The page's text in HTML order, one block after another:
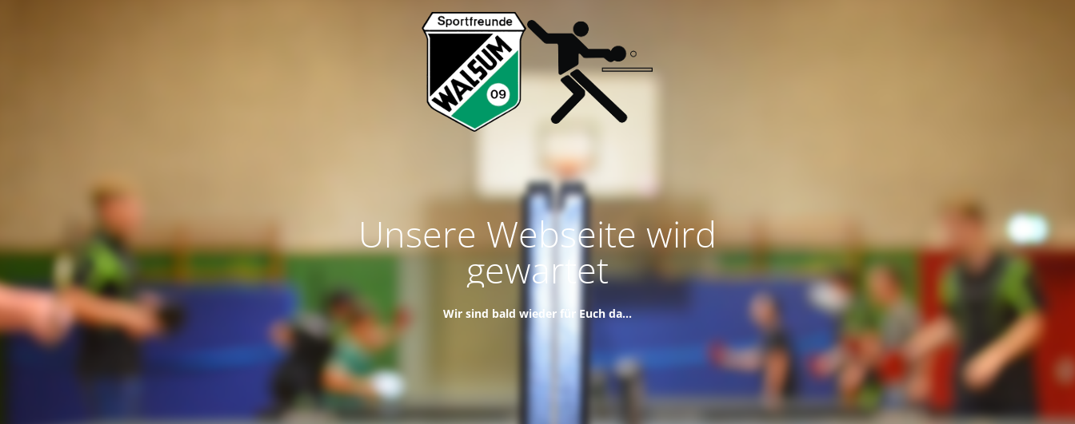
Unsere Webseite wird
gewartet
Wir sind bald wieder für Euch da...